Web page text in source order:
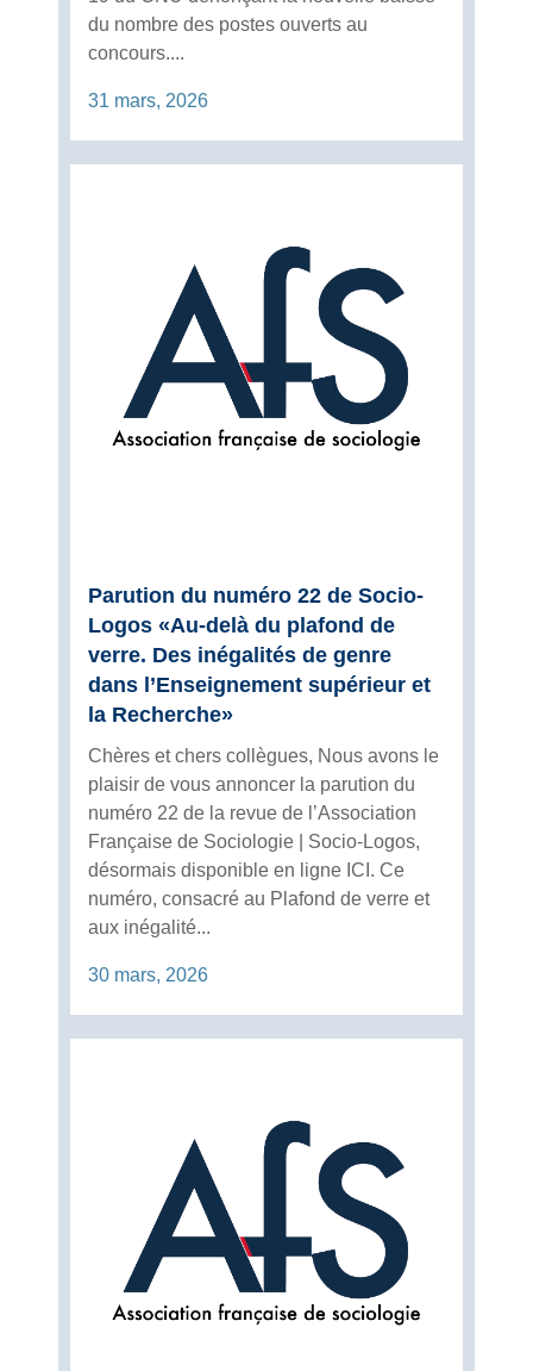
du nombre des postes ouverts au
concours....
31 mars, 2026
Parution du numéro 22 de Socio-
Logos «Au-delà du plafond de
verre. Des inégalités de genre
dans l’Enseignement supérieur et
la Recherche»
Chères et chers collègues, Nous avons le
plaisir de vous annoncer la parution du
numéro 22 de la revue de l’Association
Française de Sociologie | Socio-Logos,
désormais disponible en ligne ICI. Ce
numéro, consacré au Plafond de verre et
aux inégalité...
30 mars, 2026